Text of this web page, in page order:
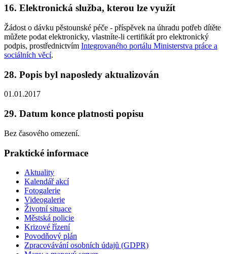
16. Elektronická služba, kterou lze využít
Žádost o dávku pěstounské péče - příspěvek na úhradu potřeb dítěte
můžete podat elektronicky, vlastníte-li certifikát pro elektronický
podpis, prostřednictvím Integrovaného portálu Ministerstva práce a
sociálních věcí.
28. Popis byl naposledy aktualizován
01.01.2017
29. Datum konce platnosti popisu
Bez časového omezení.
Praktické informace
Aktuality
Kalendář akcí
Fotogalerie
Videogalerie
Životní situace
Městská policie
Krizové řízení
Povodňový plán
Zpracovávání osobních údajů (GDPR)